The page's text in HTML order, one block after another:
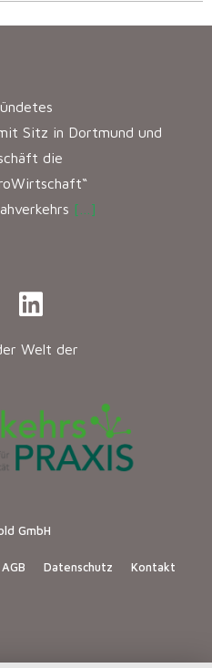
Sitz in Dortmund und
die
[…]
Welt der
GmbH
AGB Datenschutz Kontakt